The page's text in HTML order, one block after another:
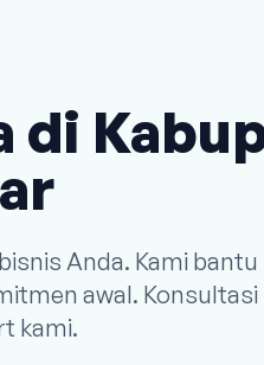
di
Anda. Kami
awal. Konsultasi
kami.